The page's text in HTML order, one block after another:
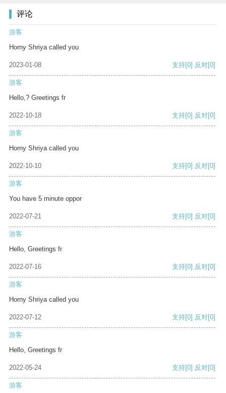
评论
游客
Horny Shriya called you
2023-01-08 支持[0] 反对[0]
游客
Hello,? Greetings fr
2022-10-18 支持[0] 反对[0]
游客
Horny Shriya called you
2022-10-10 支持[0] 反对[0]
游客
You have 5 minute oppor
2022-07-21 支持[0] 反对[0]
游客
Hello, Greetings fr
2022-07-16 支持[0] 反对[0]
游客
Horny Shriya called you
2022-07-12 支持[0] 反对[0]
游客
Hello, Greetings fr
2022-05-24 支持[0] 反对[0]
游客